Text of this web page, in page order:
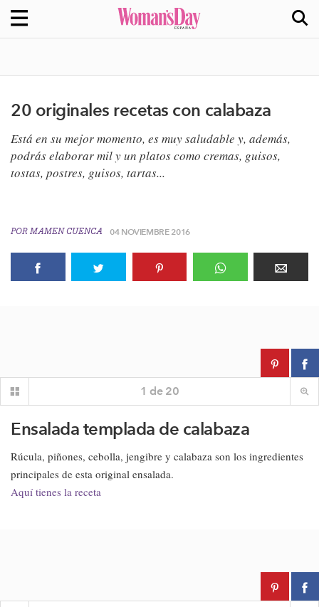
20 originales recetas con calabaza
Está en su mejor momento, es muy saludable y, además,
podrás elaborar mil y un platos como cremas, guisos,
tostas, postres, guisos, tartas...
POR MAMEN CUENCA 04 NOVIEMBRE 2016
1 de 20
Ensalada templada de calabaza
Rúcula, piñones, cebolla, jengibre y calabaza son los ingredientes
principales de esta original ensalada.
Aquí tienes la receta